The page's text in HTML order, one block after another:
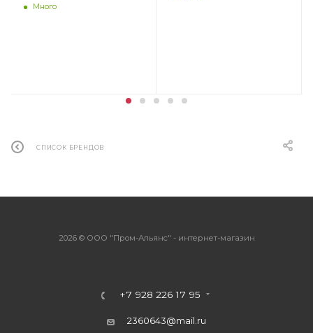
Много
СПИСОК БРЕНДОВ
2026 © ООО "Пром-Альянс" - интернет-магазин
+7 928 226 17 95
2360643@mail.ru